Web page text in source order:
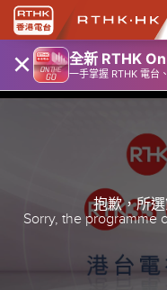
× 全新 RTHK
一手掌握 RTHK 電台
抱歉，所
Sorry, the programme